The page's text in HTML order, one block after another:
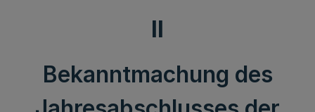
II
Bekanntmachung des